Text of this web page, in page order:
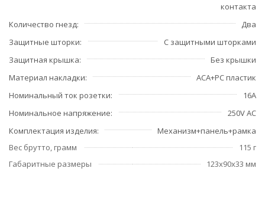
контакта
Количество гнезд
Два
Защитные шторки
С защитными шторками
Защитная крышка
Без крышки
Материал накладки
ACA+PC пластик
Номинальный ток розетки
16А
Номинальное напряжение
250V AC
Комплектация изделия
Механизм+панель+рамка
Вес брутто, грамм
115 г
Габаритные размеры
123x90x33 мм